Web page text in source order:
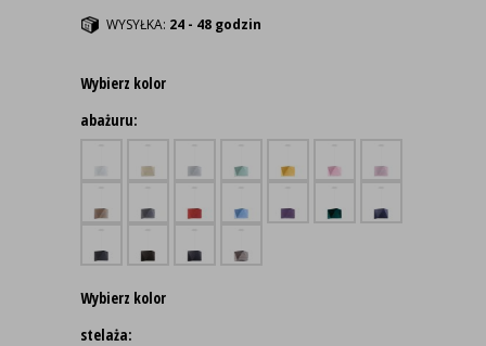
WYSYŁKA: 24 - 48 godzin
Wybierz kolor
abażuru:
Wybierz kolor
stelaża: